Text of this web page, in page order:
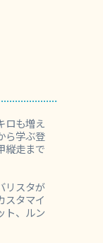
ロも増え
ら学ぶ登
縦走まで
リスタが
スタマイ
ト、ルン